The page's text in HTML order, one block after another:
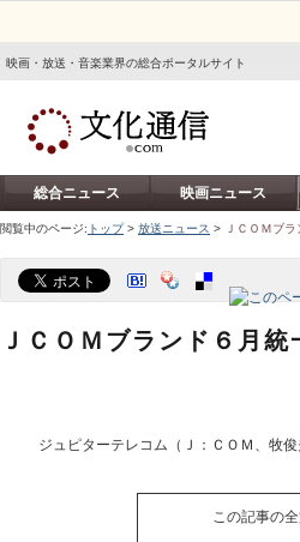
映画・放送・音楽業界の総合ポータルサイト
総合ニュース 映画ニュース
閲覧中のページ: トップ> 放送ニュース > ＪＣＯＭブ
ＪＣＯＭブランド６月
ジュピターテレコム（Ｊ：ＣＯＭ、牧
この記事の